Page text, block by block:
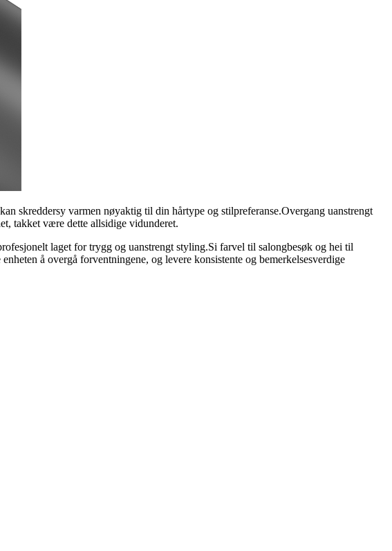
skreddersy varmen nøyaktig til din hårtype og stilpreferanse.Overgang uanstrengt
takket være dette allsidige vidunderet.
laget for trygg og uanstrengt styling.Si farvel til salongbesøk og hei til
å overgå forventningene, og levere konsistente og bemerkelsesverdige